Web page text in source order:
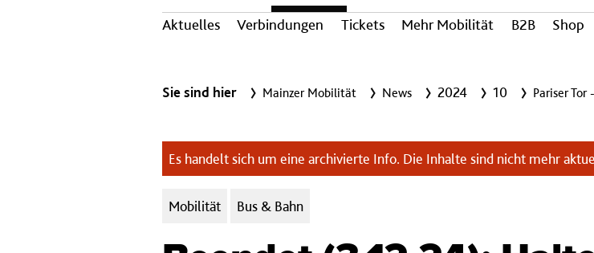
Aktuelles
Verbindungen Tickets Mehr Mobilität B2B Shop
Sie sind hier Mainzer Mobilität News 2024 10 Pariser
Es handelt sich um eine archivierte Info. Die Inhalte sind nicht mehr
Kategorien:
Mobilität Bus & Bahn